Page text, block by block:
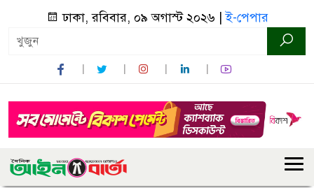
ঢাকা, রবিবার, ০৯ অগাস্ট ২০২৬ |ই-পেপার